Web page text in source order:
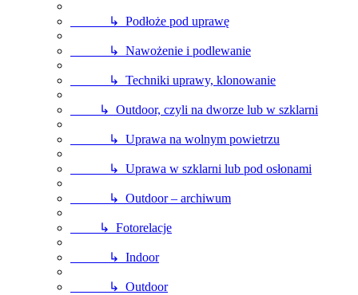
↳ Podłoże pod uprawę
↳ Nawożenie i podlewanie
↳ Techniki uprawy, klonowanie
↳ Outdoor, czyli na dworze lub w szklarni
↳ Uprawa na wolnym powietrzu
↳ Uprawa w szklarni lub pod osłonami
↳ Outdoor – archiwum
↳ Fotorelacje
↳ Indoor
↳ Outdoor